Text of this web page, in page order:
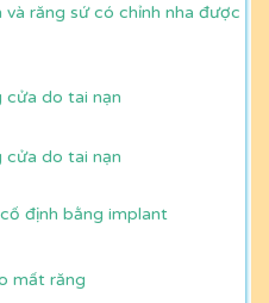
răng sứ có chỉnh nha được
cửa do tai nạn
cửa do tai nạn
định bằng implant
mất răng